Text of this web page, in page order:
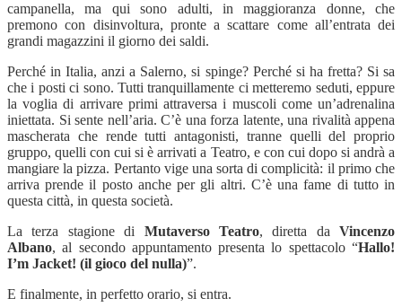
campanella, ma qui sono adulti, in maggioranza donne, che
premono con disinvoltura, pronte a scattare come all’entrata dei
grandi magazzini il giorno dei saldi.
Perché in Italia, anzi a Salerno, si spinge? Perché si ha fretta? Si sa
che i posti ci sono. Tutti tranquillamente ci metteremo seduti, eppure
la voglia di arrivare primi attraversa i muscoli come un’adrenalina
iniettata. Si sente nell’aria. C’è una forza latente, una rivalità appena
mascherata che rende tutti antagonisti, tranne quelli del proprio
gruppo, quelli con cui si è arrivati a Teatro, e con cui dopo si andrà a
mangiare la pizza. Pertanto vige una sorta di complicità: il primo che
arriva prende il posto anche per gli altri. C’è una fame di tutto in
questa città, in questa società.
La terza stagione di Mutaverso Teatro, diretta da Vincenzo
Albano, al secondo appuntamento presenta lo spettacolo “Hallo!
I’m Jacket! (il gioco del nulla)”.
E finalmente, in perfetto orario, si entra.